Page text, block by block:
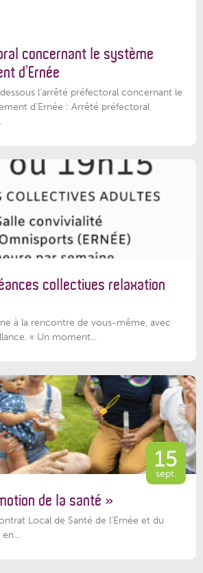
concernant le système
d’Ernée
l’arrêté préfectoral concernant le
d'Ernée : Arrêté préfectoral
collectives relaxation
à la rencontre de vous-même, avec
« Un moment...
15
sept.
de la santé »
Local de Santé de l’Ernée et du